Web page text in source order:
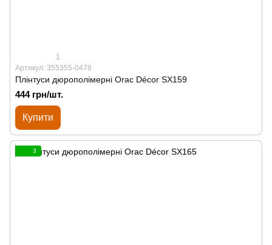
1
Артикул: 355355-0478
Плінтуси дюрополімерні Orac Décor SX159
444 грн/шт.
Купити
3